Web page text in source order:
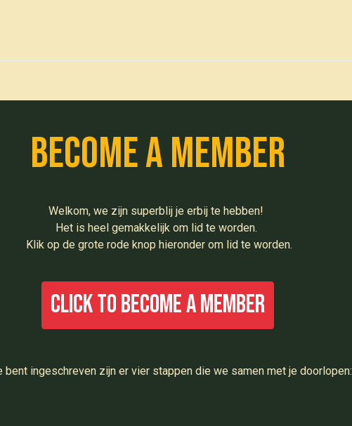
Become a member
Welkom, we zijn superblij je erbij te hebben!
Het is heel gemakkelijk om lid te worden.
Klik op de grote rode knop hieronder om lid te worden.
Click to become a member
bent ingeschreven zijn er vier stappen die we samen met je doorlopen: